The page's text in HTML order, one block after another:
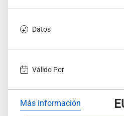
Datos
Válido Por
Más información